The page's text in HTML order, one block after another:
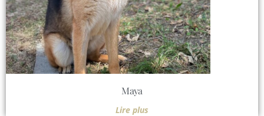
Maya
Lire plus